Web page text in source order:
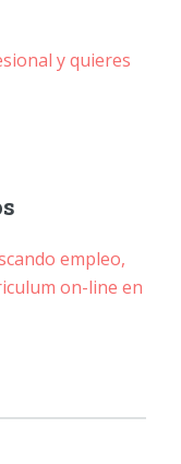
y quieres
empleo,
on-line en